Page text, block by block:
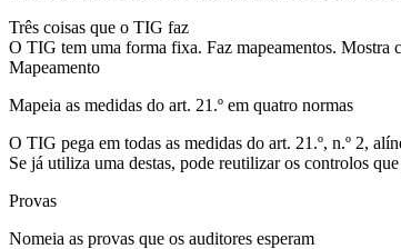
Três coisas que o TIG faz
O TIG tem uma forma fixa. Faz mapeamentos. Mostra
Mapeamento
Mapeia as medidas do art. 21.º em quatro normas
O TIG pega em todas as medidas do art. 21.º, n.º 2,
Se já utiliza uma destas, pode reutilizar os controlos
Provas
Nomeia as provas que os auditores esperam